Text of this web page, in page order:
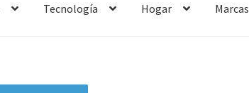
Tecnología Hogar Marcas